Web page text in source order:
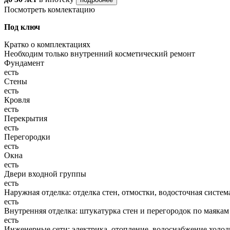
Посмотреть комлектацию
Под ключ
Кратко о комплектациях
Необходим только внутренний косметический ремонт
Фундамент
есть
Стены
есть
Кровля
есть
Перекрытия
есть
Перегородки
есть
Окна
есть
Двери входной группы
есть
Наружная отделка: отделка стен, отмостки, водосточная
есть
Внутренняя отделка: штукатурка стен и перегородок по маякам
есть